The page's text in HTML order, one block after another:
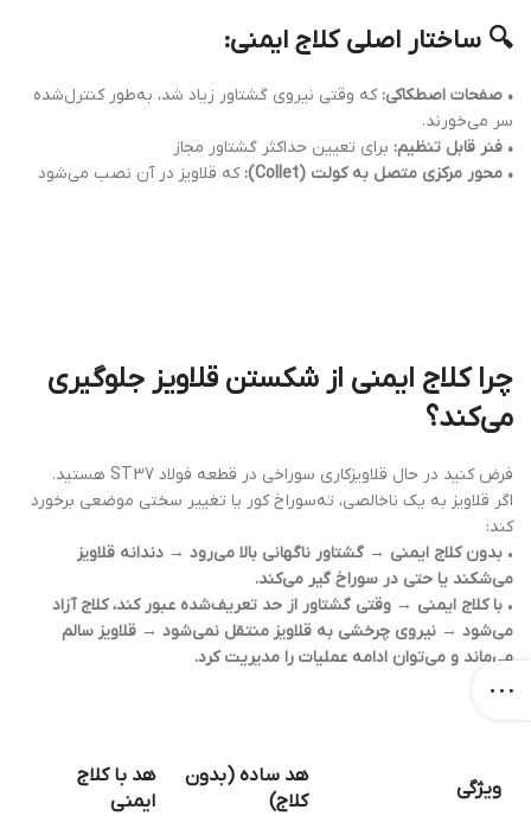
🔍 ساختار اصلی کلاج ایمنی:
• صفحات اصطکاکی: که وقتی نیروی گشتاور زیاد شد، به‌طور کنترل‌شده
سر می‌خورند.
• فنر قابل تنظیم: برای تعیین حداکثر گشتاور مجاز
• محور مرکزی متصل به کولت (Collet):
که قلاویز در آن نصب می‌شود
چرا کلاج ایمنی از شکستن قلاویز جلوگیری
می‌کند؟
فرض کنید در حال قلاویزکاری سوراخی در قطعه فولاد ST37 هستید.
اگر قلاویز به یک ناخالصی، ته‌سوراخ کور یا تغییر سختی موضعی برخورد
کند:
• بدون کلاج ایمنی → گشتاور ناگهانی بالا می‌رود → دندانه قلاویز
می‌شکند یا حتی در سوراخ گیر می‌کند.
• با کلاج ایمنی → وقتی گشتاور از حد تعریف‌شده عبور کند، کلاج آزاد
می‌شود → نیروی چرخشی به قلاویز منتقل نمی‌شود → قلاویز سالم
می‌ماند و می‌توان ادامه عملیات را مدیریت کرد.
ویژگی
هد ساده (بدون
کلاج)
هد با کلاج
ایمنی